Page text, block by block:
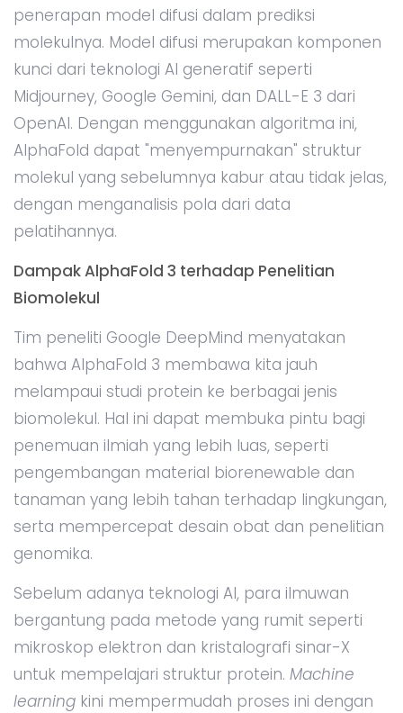
penerapan model difusi dalam prediksi
molekulnya. Model difusi merupakan komponen
kunci dari teknologi AI generatif seperti
Midjourney, Google Gemini, dan DALL-E 3 dari
OpenAI. Dengan menggunakan algoritma ini,
AlphaFold dapat "menyempurnakan" struktur
molekul yang sebelumnya kabur atau tidak jelas,
dengan menganalisis pola dari data
pelatihannya.
Dampak AlphaFold 3 terhadap Penelitian
Biomolekul
Tim peneliti Google DeepMind menyatakan
bahwa AlphaFold 3 membawa kita jauh
melampaui studi protein ke berbagai jenis
biomolekul. Hal ini dapat membuka pintu bagi
penemuan ilmiah yang lebih luas, seperti
pengembangan material biorenewable dan
tanaman yang lebih tahan terhadap lingkungan,
serta mempercepat desain obat dan penelitian
genomika.
Sebelum adanya teknologi AI, para ilmuwan
bergantung pada metode yang rumit seperti
mikroskop elektron dan kristalografi sinar-X
untuk mempelajari struktur protein. Machine
learning kini mempermudah proses ini dengan